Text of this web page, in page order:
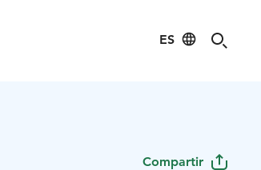
ES
Compartir